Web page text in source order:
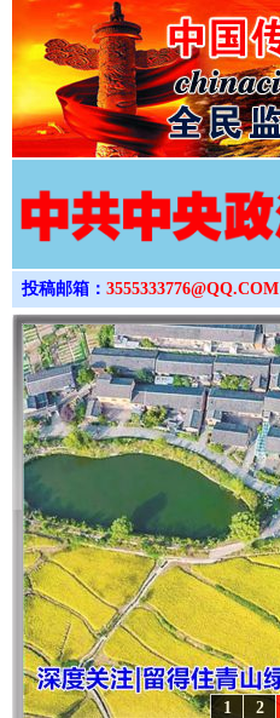
投稿邮箱： 3555333776@QQ.COM
2
1